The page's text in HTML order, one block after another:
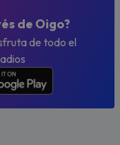
de Oigo?
de todo el